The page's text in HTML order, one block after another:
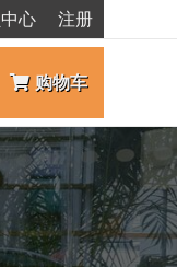
心 注册
购物车